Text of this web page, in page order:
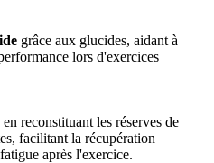
grâce aux glucides, aidant à
lors d'exercices
en reconstituant les réserves de
facilitant la récupération
après l'exercice.